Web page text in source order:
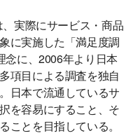
実際にサービス・商品
に実施した「満足度調
念に、2006年より日本
項目による調査を独自
日本で流通しているサ
を容易にすること、そ
ことを目指している。